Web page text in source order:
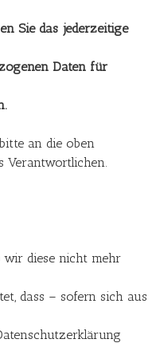
Sie das jederzeitige
Daten für
an die oben
Verantwortlichen.
wir diese nicht mehr
dass – sofern sich aus